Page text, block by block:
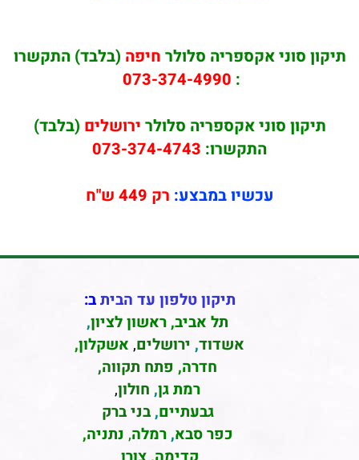
תיקון סוני אקספריה סלולר חיפה (בלבד) התקשרו
:
073-374-4990
תיקון סוני אקספריה סלולר ירושלים (בלבד)
התקשרו: 073-374-4743
עכשיו במבצע: רק 449 ש"ח
תיקון טלפון עד הביתב:
תל אביב,ראשון לציון,
אשדוד, ירושלים, אשקלון,
חדרה, פתח תקווה,
רמת גן, חולון,
גבעתיים,בני ברק
כפר סבא,רמלה, נתניה,